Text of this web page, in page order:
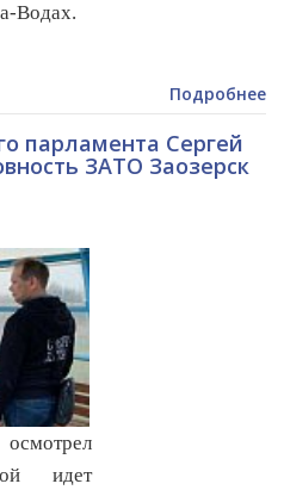
Водах.
Подробнее
парламента Сергей
ЗАТО Заозерск
идет